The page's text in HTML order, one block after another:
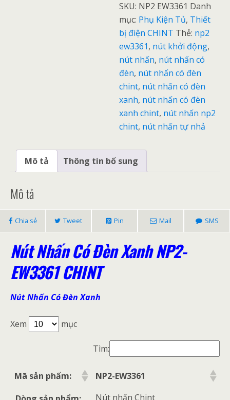
Xanh
NP2-
EW3361
CHINT
số
lượng
SKU: NP2 EW3361 Danh
mục: Phụ Kiện Tủ, Thiết
bị điện CHINT Thẻ: np2
ew3361, nút khởi động,
nút nhấn, nút nhấn có
đèn, nút nhấn có đèn
chint, nút nhấn có đèn
xanh, nút nhấn có đèn
xanh chint, nút nhấn np2
chint, nút nhấn tự nhả
Mô tả Thông tin bổ sung
Mô tả
Chia sẻ Tweet Pin Mail SMS
Nút Nhấn Có Đèn Xanh NP2-
EW3361 CHINT
Nút Nhấn Có Đèn Xanh
Xem mục
Tìm:
Mã sản phẩm:
NP2-EW3361
Nút nhấn Chint